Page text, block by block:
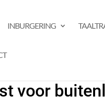
INBURGERING
voor